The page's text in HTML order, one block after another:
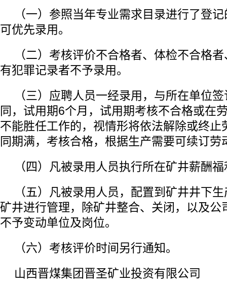
（一）参照当年专业需求目录进行了登
可优先录用。
（二）考核评价不合格者、体检不合格
有犯罪记录者不予录用。
（三）应聘人员一经录用，与所在单位
同，试用期6个月，试用期考核不合格或在
不能胜任工作的，视情形将依法解除或终止
同期满，考核合格，根据生产需要可续订劳
（四）凡被录用人员执行所在矿井薪酬
（五）凡被录用人员，配置到矿井井下
矿井进行管理，除矿井整合、关闭，以及公
不予变动单位及岗位。
（六）考核评价时间另行通知。
山西晋煤集团晋圣矿业投资有限公司